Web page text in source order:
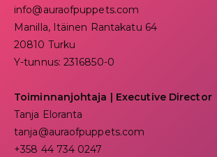
info@auraofpuppets.com
Manilla, Itäinen Rantakatu 64
20810 Turku
Y-tunnus: 2316850-0
Toiminnanjohtaja | Executive Director
Tanja Eloranta
tanja@auraofpuppets.com
+358 44 734 0247